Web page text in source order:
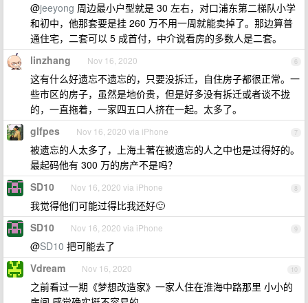
@jeeyong 周边最小户型就是 30 左右，对口浦东第二梯队小学
和初中，他那套要是挂 260 万不用一周就能卖掉了。那边算普
通住宅，二套可以 5 成首付，中介说看房的多数人是二套。
6
linzhang Nov 16, 2020
这有什么好遗忘不遗忘的，只要没拆迁，自住房子都很正常。一
些市区的房子，虽然是地价贵，但是好多没有拆迁或者谈不拢
的，一直拖着，一家四五口人挤在一起。太多了。
7
glfpes Nov 16, 2020 via iPhone
被遗忘的人太多了，上海土著在被遗忘的人之中也是过得好的。
最起码他有 300 万的房产不是吗？
8
SD10 Nov 16, 2020 via iPhone
我觉得他们可能过得比我还好🙂
9
SD10 Nov 16, 2020 via iPhone
@SD10 把可能去了
10
Vdream Nov 16, 2020
之前看过一期《梦想改造家》一家人住在淮海中路那里 小小的